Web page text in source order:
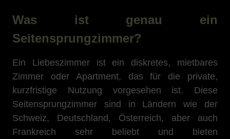
Was ist genau ein
Seitensprungzimmer?
Ein Liebeszimmer ist ein diskretes, mietbares
Zimmer oder Apartment, das für die private,
kurzfristige Nutzung vorgesehen ist. Diese
Seitensprungzimmer sind in Ländern wie der
Schweiz, Deutschland, Österreich, aber auch
Frankreich sehr beliebt und bieten